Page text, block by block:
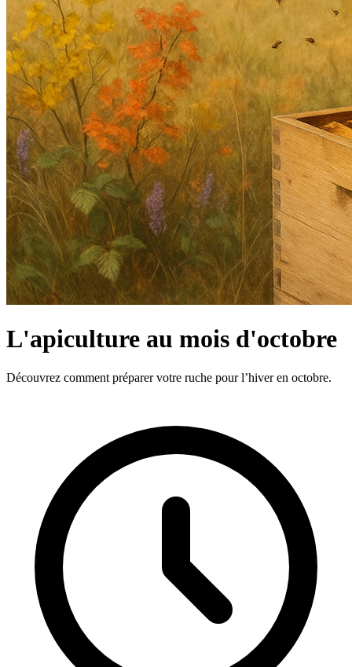
L'apiculture au mois d'octobre
Découvrez comment préparer votre ruche pour l’hiver en octobre.